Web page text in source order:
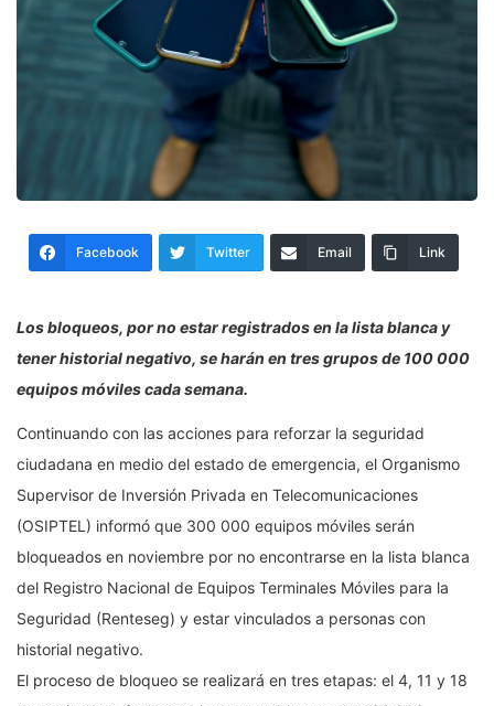
Facebook Twitter Email Link
Los bloqueos, por no estar registrados en la lista blanca y
tener historial negativo, se harán en tres grupos de 100 000
equipos móviles cada semana.
Continuando con las acciones para reforzar la seguridad
ciudadana en medio del estado de emergencia, el Organismo
Supervisor de Inversión Privada en Telecomunicaciones
(OSIPTEL) informó que 300 000 equipos móviles serán
bloqueados en noviembre por no encontrarse en la lista blanca
del Registro Nacional de Equipos Terminales Móviles para la
Seguridad (Renteseg) y estar vinculados a personas con
historial negativo.
El proceso de bloqueo se realizará en tres etapas: el 4, 11 y 18